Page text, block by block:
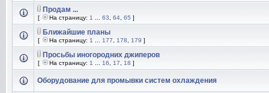
Продам ...
[ На страницу: 1 63 64 65 ]
Ближайшие планы
[ На страницу: 1 177 178 179 ]
Просьбы иногородних джиперов
[ На страницу: 1 16 17 18 ]
Оборудование для промывки систем охлаждения